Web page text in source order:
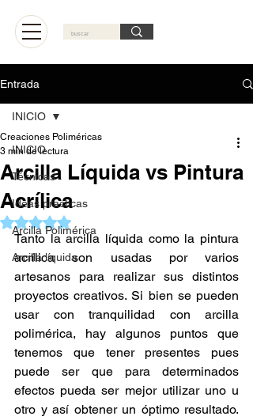
Entrada
INICIO
Técnicas
Ideas practicas
Arcilla Polimérica
Arcilla líquida
INICIO
Arcilla Líquida vs Pintura
Acrílica
Creaciones Poliméricas
3 min de lectura
Obtuvo NaN de 5 estrellas.
Tanto la arcilla líquida como la pintura
acrílica son usadas por varios
artesanos para realizar sus distintos
proyectos creativos. Si bien se pueden
usar con tranquilidad con arcilla
polimérica, hay algunos puntos que
tenemos que tener presentes pues
puede ser que para determinados
efectos pueda ser mejor utilizar uno u
otro y así obtener un óptimo resultado.